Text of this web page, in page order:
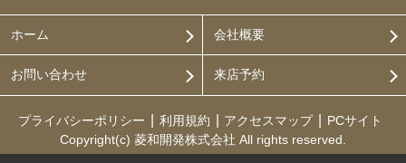
ホーム 会社概要
お問い合わせ 来店予約
プライバシーポリシー 利用規約 アクセスマップ
PCサイト
Copyright(c) 菱和開発株式会社 All rights reserved.